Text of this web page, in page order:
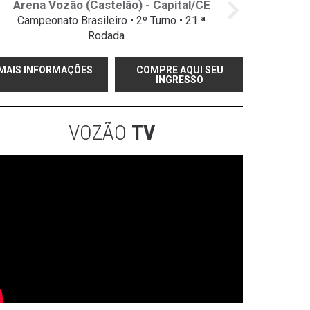
Arena Vozão (Castelão) - Capital/CE
Campeonato Brasileiro • 2º Turno • 21 ª
Rodada
INFORMAÇÕES
COMPRE AQUI SEU
INGRESSO
VOZÃO TV